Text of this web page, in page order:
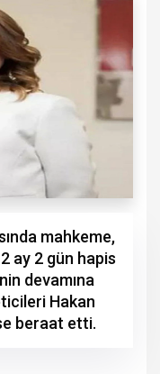
mahkeme,
ay 2 gün hapis
devamına
Hakan
beraat etti.